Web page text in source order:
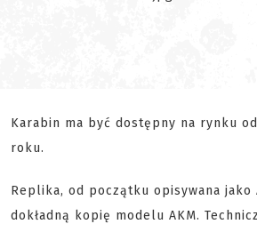
Karabin ma być dostępny na rynku
roku.
Replika, od początku opisywana jako
dokładną kopię modelu AKM.